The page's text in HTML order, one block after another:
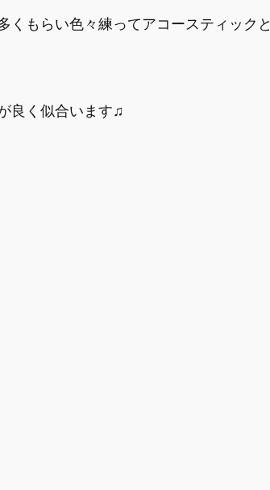
くもらい色々練ってアコースティックと
良く似合います♫